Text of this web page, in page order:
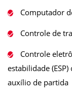
Computador
Controle de
Controle
estabilidade (ESP)
auxílio de partida